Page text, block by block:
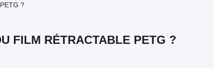
?
FILM RÉTRACTABLE PETG ?